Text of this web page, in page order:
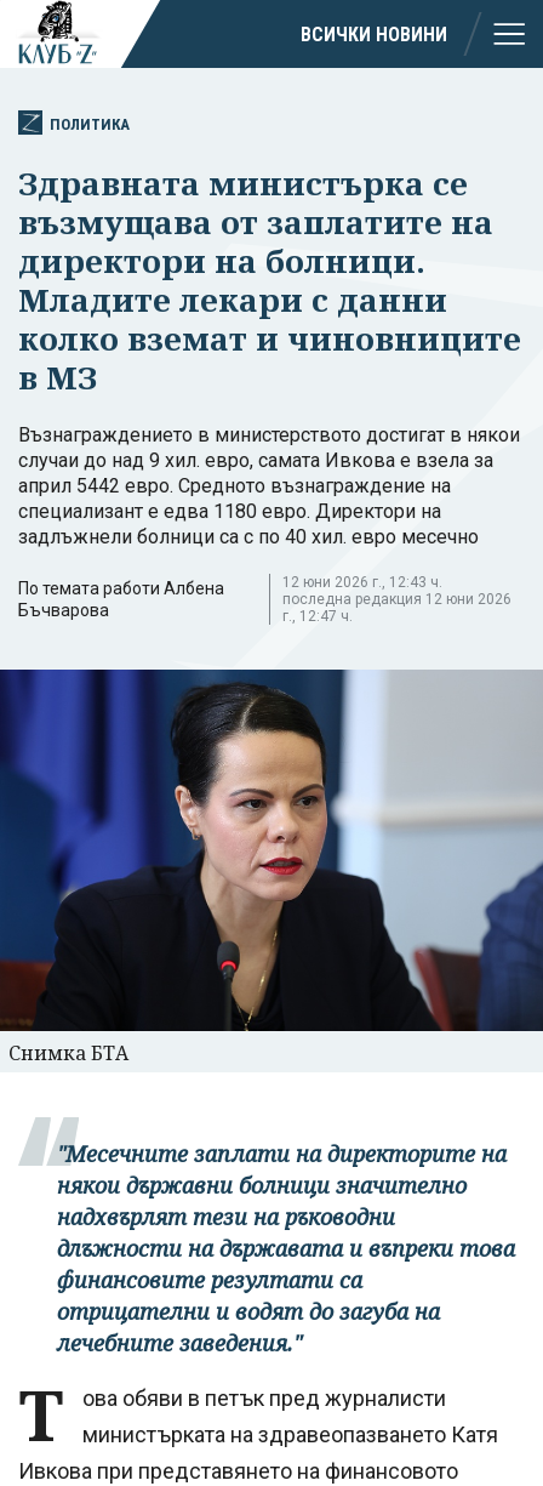
ВСИЧКИ НОВИНИ
ПОЛИТИКА
Здравната министърка се
възмущава от заплатите на
директори на болници.
Младите лекари с данни
колко вземат и чиновниците
в МЗ
Възнаграждението в министерството достигат в някои
случаи до над 9 хил. евро, самата Ивкова е взела за
април 5442 евро. Средното възнаграждение на
специализант е едва 1180 евро. Директори на
задлъжнели болници са с по 40 хил. евро месечно
По темата работи Албена
Бъчварова
12 юни 2026 г., 12:43 ч.
последна редакция 12 юни 2026
г., 12:47 ч.
Снимка БТА
"Месечните заплати на директорите на
някои държавни болници значително
надхвърлят тези на ръководни
длъжности на държавата и въпреки това
финансовите резултати са
отрицателни и водят до загуба на
лечебните заведения."
Т
ова обяви в петък пред журналисти
министърката на здравеопазването Катя
Ивкова при представянето на финансовото